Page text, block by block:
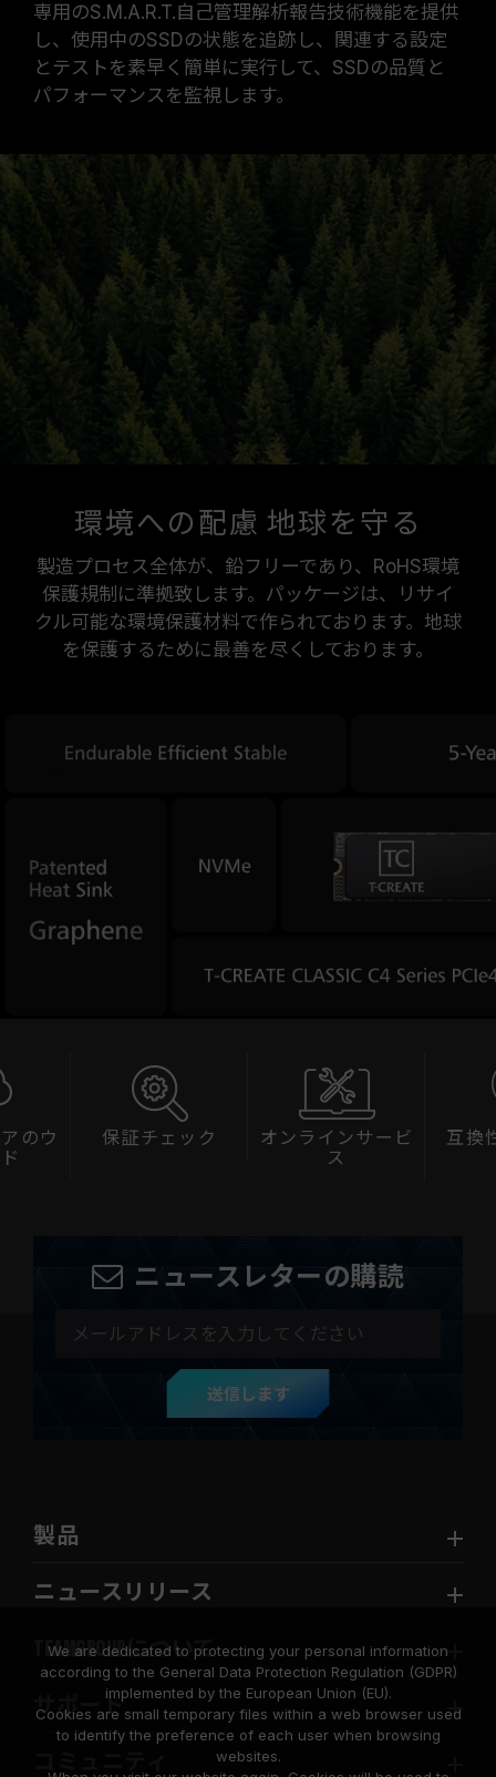
専用のS.M.A.R.T.自己管理解析報告技術機能を提供
し、使用中のSSDの状態を追跡し、関連する設定
とテストを素早く簡単に実行して、SSDの品質と
パフォーマンスを監視します。
環境への配慮 地球を守る
製造プロセス全体が、鉛フリーであり、RoHS環境
保護規制に準拠致します。パッケージは、リサイ
クル可能な環境保護材料で作られております。地球
を保護するために最善を尽くしております。
のウ
保証チェック
オンラインサービ
ス
互換
ニュースレターの購読
送信します
製品
ニュースリリース
TEAMGROUPについて
サポート
We are dedicated to protecting your personal information
according to the General Data Protection Regulation (GDPR)
implemented by the European Union (EU).
Cookies are small temporary files within a web browser used
to identify the preference of each user when browsing
websites.